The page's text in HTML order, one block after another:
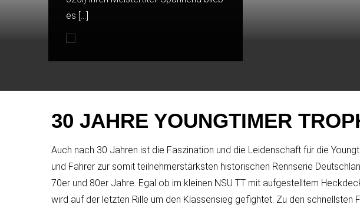
es […]
Robert Jansen (Opel Ascona B) […]
Aktuell stehen […]
im […]
Rennen holte […]
30 JAHRE YOUNGTIMER
Auch nach 30 Jahren ist die Faszination und die Leidenschaft für die
und Fahrer zur somit teilnehmerstärksten historischen Rennserie
70er und 80er Jahre. Egal ob im kleinen NSU TT mit aufgestelltem
wird auf der letzten Rille um den Klassensieg gefightet. Zu den schnellsten